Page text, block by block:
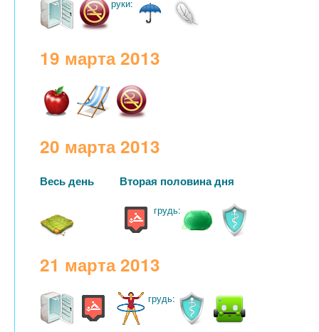
руки:
19 марта 2013
20 марта 2013
Весь день Вторая половина дня
грудь:
21 марта 2013
грудь: